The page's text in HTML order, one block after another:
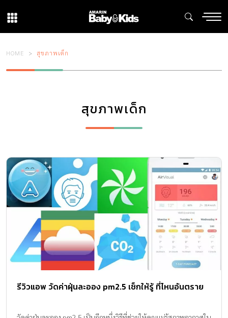
HOME สุขภาพเด็ก
สุขภาพเด็ก
รีวิวแอพ วัดค่าฝุ่นละออง pm2.5 เช็กให้รู้ ที่ไหนอันตราย